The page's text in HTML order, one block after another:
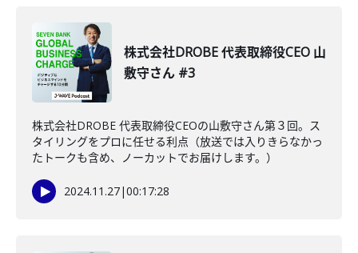
株式会社DROBE 代表取締役CEO 山
敷守さん #3
株式会社DROBE 代表取締役CEOの山敷守さん第３回。ス
タイリングをプロに任せる利点（放送では入りきらなかっ
たトークも含め、ノーカットでお届けします。）
2024.11.27|00:17:28